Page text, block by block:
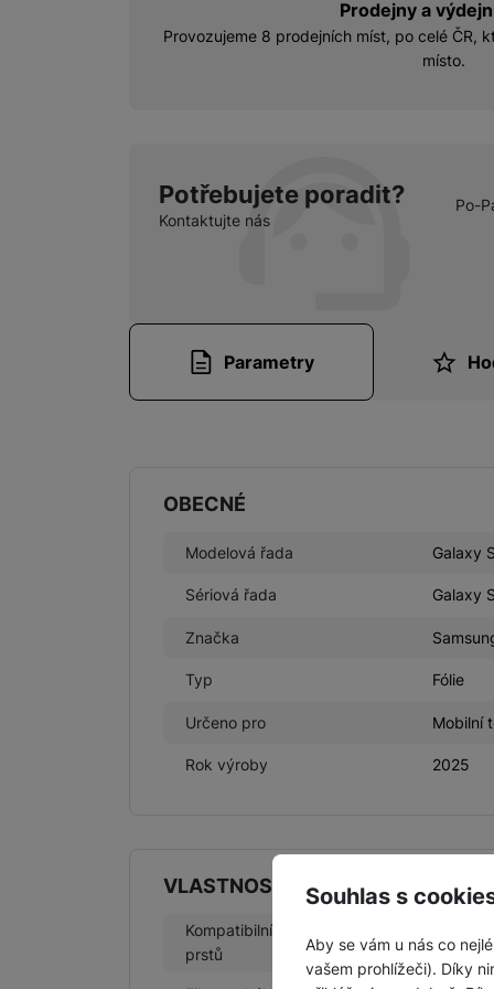
Souhlas s
Aby se vám u nás co
vašem prohlížeči). Díky
Prodejny a
Provozujeme 8 prodejních míst, po celé ČR,
místo.
Potřebujete poradit?
Kontaktujte nás
Po-
Parametry
OBECNÉ
Modelová řada Galaxy
Sériová řada Galaxy
Značka
Typ Fólie
Určeno pro Mobilní
Rok výroby 2025
VLASTNOSTI
Kompatibilní se čtečkou otisku
prstů
Ano